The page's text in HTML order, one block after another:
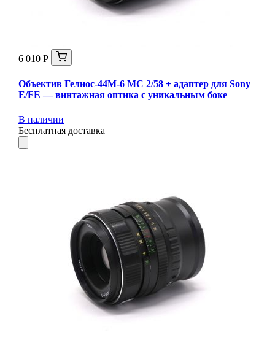
6 010 Р
Объектив Гелиос-44М-6 МС 2/58 + адаптер для Sony
E/FE — винтажная оптика с уникальным боке
В наличии
Бесплатная доставка